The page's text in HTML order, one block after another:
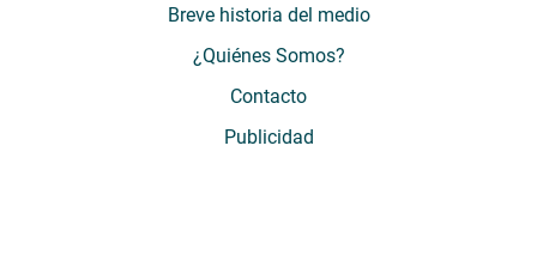
Breve historia del medio
¿Quiénes Somos?
Contacto
Publicidad